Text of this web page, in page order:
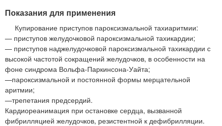
Показания для применения
Купирование приступов пароксизмальной тахиаритмии:
— приступов желудочковой пароксизмальной тахикардии;
— приступов наджелудочковой пароксизмальной тахикардии с
высокой частотой сокращений желудочков, в особенности на
фоне синдрома Вольфа-Паркинсона-Уайта;
—пароксизмальной и постоянной формы мерцательной
аритмии;
—трепетания предсердий.
Кардиореанимация при остановке сердца, вызванной
фибрилляцией желудочков, резистентной к дефибрилляции.